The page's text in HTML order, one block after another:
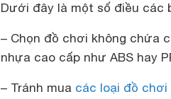
Dưới đây là một số điều các
– Chọn đồ chơi không chứa
nhựa cao cấp như ABS hay
– Tránh mua các loại đồ chơi